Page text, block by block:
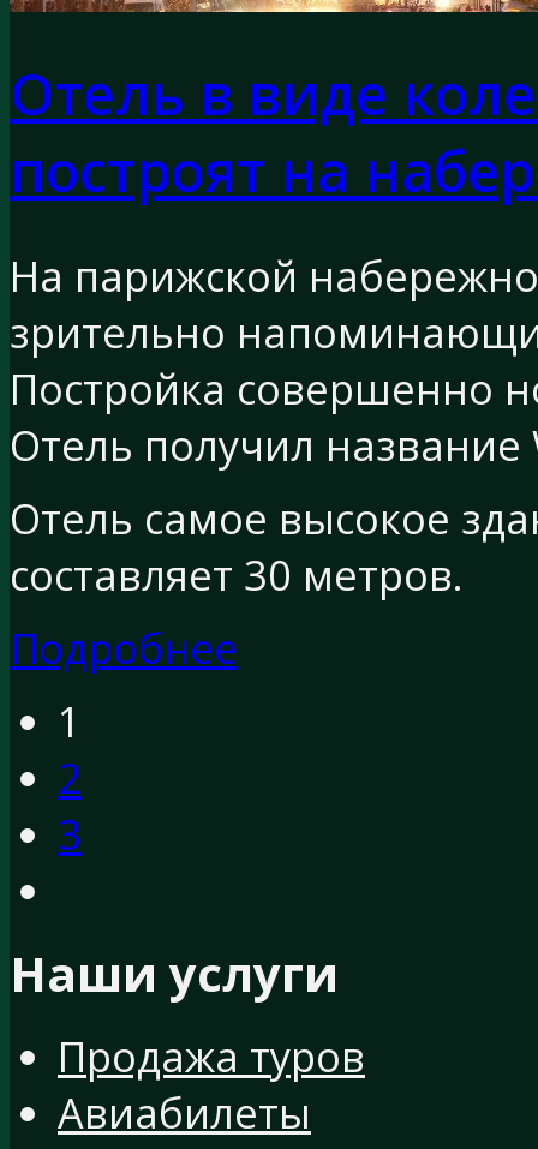
Отель в виде
построят на
На парижской
зрительно
Постройка совершенно
Отель получил название
Отель самое высокое
составляет 30 метров.
Подробнее
1
2
3
Наши услуги
Продажа туров
Авиабилеты